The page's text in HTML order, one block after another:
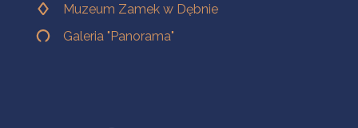
Muzeum Zamek w Dębnie
Galeria "Panorama"